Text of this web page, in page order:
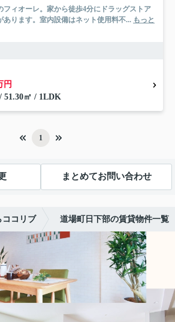
フィオーレ。家から徒歩4分にドラッグストア
あります。室内設備はネット使用料不... もっと
円
51.30㎡ / 1LDK
1
まとめてお問い合わせ
ココリブ 道場町日下部の賃貸物件一覧